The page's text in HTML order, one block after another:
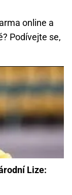
online a
Podívejte se,
Lize: